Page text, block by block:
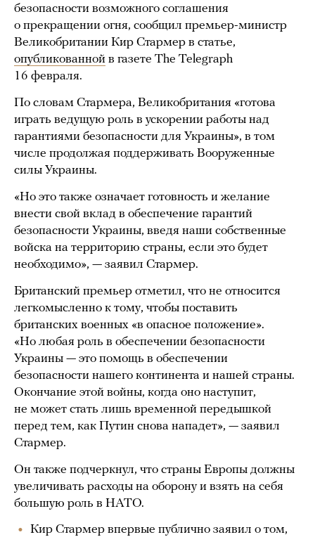
безопасности возможного соглашения
о прекращении огня, сообщил премьер-министр
Великобритании Кир Стармер в статье,
опубликованной в газете The Telegraph
16 февраля.
По словам Стармера, Великобритания «готова
играть ведущую роль в ускорении работы над
гарантиями безопасности для Украины», в том
числе продолжая поддерживать Вооруженные
силы Украины.
«Но это также означает готовность и желание
внести свой вклад в обеспечение гарантий
безопасности Украины, введя наши собственные
войска на территорию страны, если это будет
необходимо», — заявил Стармер.
Британский премьер отметил, что не относится
легкомысленно к тому, чтобы поставить
британских военных «в опасное положение».
«Но любая роль в обеспечении безопасности
Украины — это помощь в обеспечении
безопасности нашего континента и нашей страны.
Окончание этой войны, когда оно наступит,
не может стать лишь временной передышкой
перед тем, как Путин снова нападет», — заявил
Стармер.
Он также подчеркнул, что страны Европы должны
увеличивать расходы на оборону и взять на себя
большую роль в НАТО.
Кир Стармер впервые публично заявил о том,